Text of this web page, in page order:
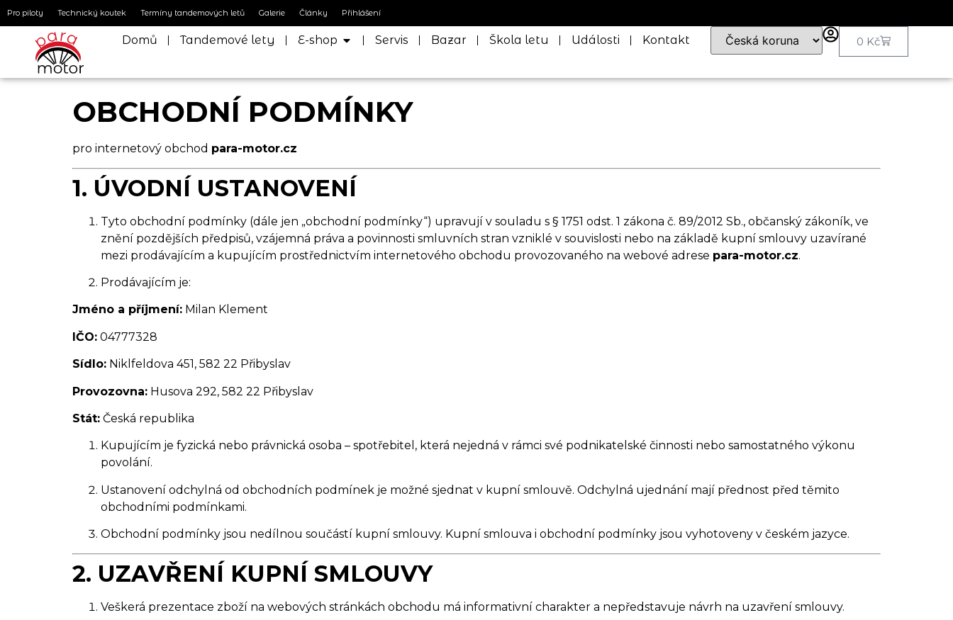
Pro piloty Technický koutek Termíny tandemových letů Galerie Články Přihlášení
Domů Tandemové lety E-shop Servis Bazar Škola letu Události Kontakt 0 Kč
OBCHODNÍ PODMÍNKY
pro internetový obchod para-motor.cz
1. ÚVODNÍ USTANOVENÍ
Tyto obchodní podmínky (dále jen „obchodní podmínky“) upravují v souladu s § 1751 odst. 1 zákona č. 89/2012 Sb., občanský zákoník, ve
znění pozdějších předpisů, vzájemná práva a povinnosti smluvních stran vzniklé v souvislosti nebo na základě kupní smlouvy uzavírané
mezi prodávajícím a kupujícím prostřednictvím internetového obchodu provozovaného na webové adrese para-motor.cz.
Prodávajícím je:
Jméno a příjmení: Milan Klement
IČO: 04777328
Sídlo: Niklfeldova 451, 582 22 Přibyslav
Provozovna: Husova 292, 582 22 Přibyslav
Stát: Česká republika
Kupujícím je fyzická nebo právnická osoba – spotřebitel, která nejedná v rámci své podnikatelské činnosti nebo samostatného výkonu
povolání.
Ustanovení odchylná od obchodních podmínek je možné sjednat v kupní smlouvě. Odchylná ujednání mají přednost před těmito
obchodními podmínkami.
Obchodní podmínky jsou nedílnou součástí kupní smlouvy. Kupní smlouva i obchodní podmínky jsou vyhotoveny v českém jazyce.
2. UZAVŘENÍ KUPNÍ SMLOUVY
Veškerá prezentace zboží na webových stránkách obchodu má informativní charakter a nepředstavuje návrh na uzavření smlouvy.